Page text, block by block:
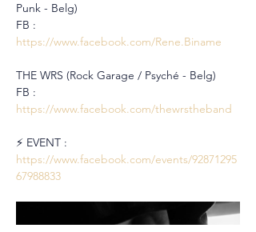
Punk - Belg)
FB :
https://www.facebook.com/Rene.Biname
THE WRS (Rock Garage / Psyché - Belg)
FB :
https://www.facebook.com/thewrstheband
⚡️ EVENT :
https://www.facebook.com/events/92871295
67988833